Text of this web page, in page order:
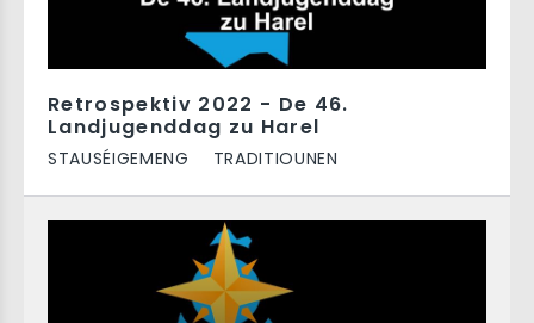
Retrospektiv 2022 - De 46.
Landjugenddag zu Harel
STAUSÉIGEMENG TRADITIOUNEN